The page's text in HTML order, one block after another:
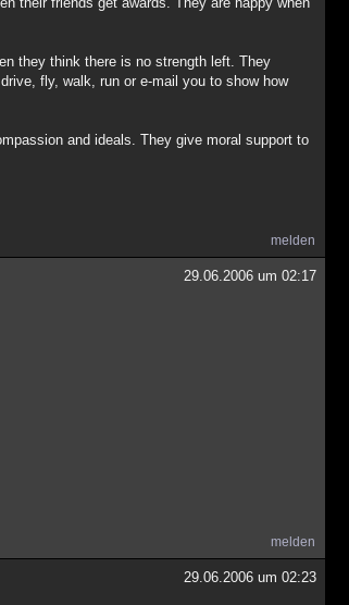
they think there is no strength left. They
fly, walk, run or e-mail you to show how
and ideals. They give moral support to
melden
29.06.2006 um 02:17
melden
29.06.2006 um 02:23